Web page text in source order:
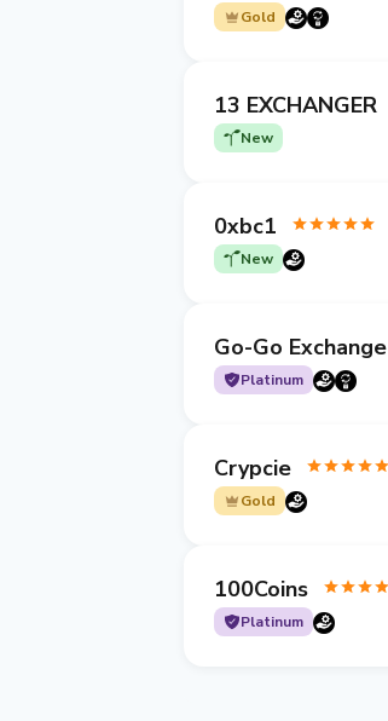
Gold
13 EXCHANGER
New
0xbc1
New
Go-Go Exchange
Platinum
Crypcie
Gold
100Coins
Platinum